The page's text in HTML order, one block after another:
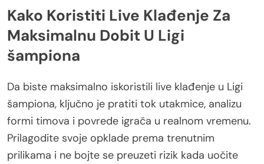
Kako Koristiti Live Klađenje Za
Maksimalnu Dobit U Ligi
šampiona
Da biste maksimalno iskoristili live klađenje u Ligi
šampiona, ključno je pratiti tok utakmice, analizu
formi timova i povrede igrača u realnom vremenu.
Prilagodite svoje opklade prema trenutnim
prilikama i ne bojte se preuzeti rizik kada uočite